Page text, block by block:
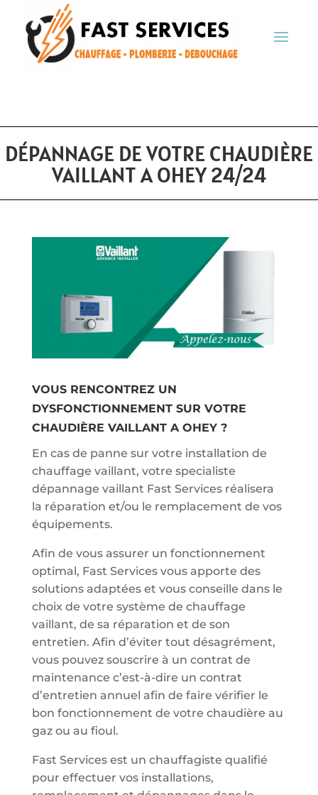
DÉPANNAGE DE VOTRE CHAUDIÈRE
VAILLANT A OHEY 24/24
VOUS RENCONTREZ UN
DYSFONCTIONNEMENT SUR VOTRE
CHAUDIÈRE VAILLANT A OHEY ?
En cas de panne sur votre installation de
chauffage vaillant, votre specialiste
dépannage vaillant Fast Services réalisera
la réparation et/ou le remplacement de vos
équipements.
Afin de vous assurer un fonctionnement
optimal, Fast Services vous apporte des
solutions adaptées et vous conseille dans le
choix de votre système de chauffage
vaillant, de sa réparation et de son
entretien. Afin d’éviter tout désagrément,
vous pouvez souscrire à un contrat de
maintenance c’est-à-dire un contrat
d’entretien annuel afin de faire vérifier le
bon fonctionnement de votre chaudière au
gaz ou au fioul.
Fast Services est un chauffagiste qualifié
pour effectuer vos installations,